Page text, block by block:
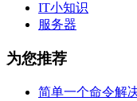
IT小知识
服务器
为您推荐
简单一个命令解